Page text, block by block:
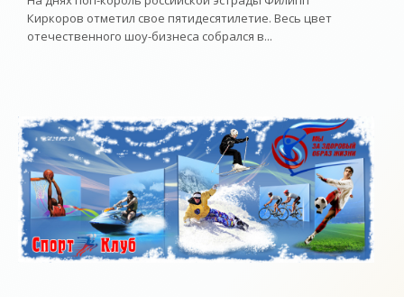
Киркоров отметил свое пятидесятилетие. Весь цвет
отечественного шоу-бизнеса собрался в...